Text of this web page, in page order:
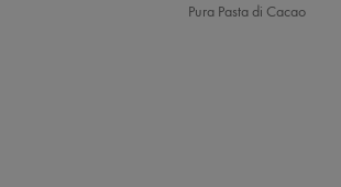
Pura Pasta di Cacao